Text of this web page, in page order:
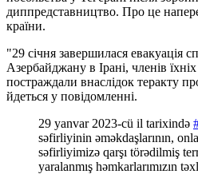
диппредставництво. Про це
країни.
"29 січня завершилася евакуація
Азербайджану в Ірані, членів
постраждали внаслідок теракту
йдеться у повідомленні.
29 yanvar 2023-cü il tarixində
səfirliyinin əməkdaşlarının,
səfirliyimizə qarşı törədilmiş
yaralanmış həmkarlarımızın